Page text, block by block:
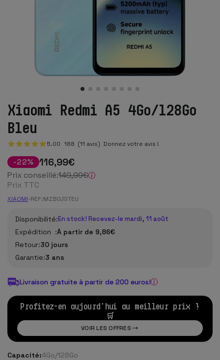
Xiaomi Redmi A5 4Go/128Go
Bleu
5.00 188 (11 avis) Donnez votre avis !
-22% 116,99€
Prix conseillé:149,99€
Prix TTC
XIAOMI-REF:MZB0JSTEU
Disponibilité:En stock! Recevez-le mardi, 11 août
Expédition :À partir de 9,86€
Retour:30 jours
Garantie:3 ans
Livraison gratuite à partir de 200 euros!
Profitez-en aujourd'hui au meilleur prix !
🛒
VOIR LES OFFRES
Capacité:4Go/128Go